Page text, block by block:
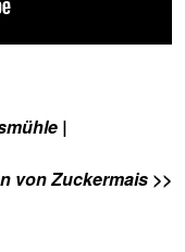
|
von Zuckermais >>